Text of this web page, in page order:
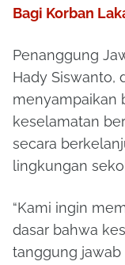
Bagi Korban
Penanggung
Hady Siswanto,
menyampaikan
keselamatan
secara
lingkungan
“Kami ingin
dasar bahwa
tanggung jawab